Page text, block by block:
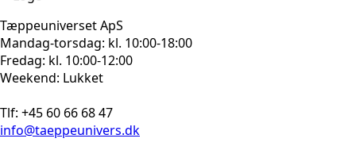
Tæppeuniverset ApS
Mandag-torsdag: kl. 10:00-18:00
Fredag: kl. 10:00-12:00
Weekend: Lukket
Tlf: +45 60 66 68 47
info@taeppeunivers.dk